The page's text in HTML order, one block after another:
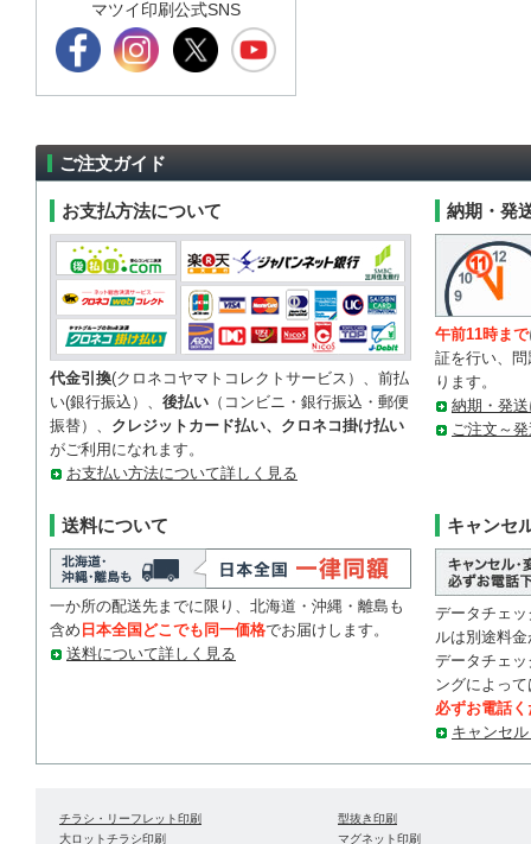
マツイ印刷公式SNS
ご注文ガイド
お支払方法について
代金引換(クロネコヤマトコレクトサービス）、前払
い(銀行振込）、 後払い （コンビニ・銀行振込・郵便
振替）、 クレジットカード払い、クロネコ掛け払い
がご利用になれます。
お支払い方法について詳しく見る
送料について
一か所の配送先までに限り、北海道・沖縄・離島も
含め 日本全国どこでも同一価格でお届けします。
送料について詳しく見る
納期・発
午前11時まで
証を行い、
ります。
納期・発
ご注文～
キャンセ
データチェ
ルは別途料
データチェ
ングによっ
必ずお電話
キャンセ
チラシ・リーフレット印刷
大ロットチラシ印刷
型抜き印刷
マグネット印刷